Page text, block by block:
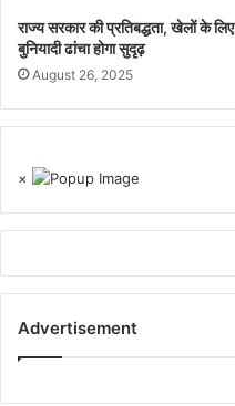
राज्य सरकार की प्रतिबद्धता, खेलों के लिए
बुनियादी ढांचा होगा सुदृढ़
August 26, 2025
×
Advertisement